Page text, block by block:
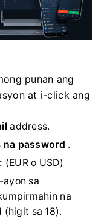
punan ang
at i-click ang
address.
na password .
(EUR o USD)
ayon sa
na
(higit sa 18).